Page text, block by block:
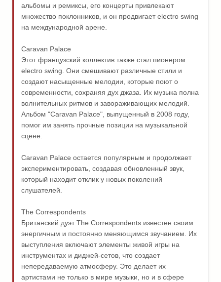
альбомы и ремиксы, его концерты привлекают
множество поклонников, и он продвигает electro swing
на международной арене.
Caravan Palace
Этот французский коллектив также стал пионером
electro swing. Они смешивают различные стили и
создают насыщенные мелодии, которые поют о
современности, сохраняя дух джаза. Их музыка полна
волнительных ритмов и завораживающих мелодий.
Альбом "Caravan Palace", выпущенный в 2008 году,
помог им занять прочные позиции на музыкальной
сцене.
Caravan Palace остается популярным и продолжает
экспериментировать, создавая обновленный звук,
который находит отклик у новых поколений
слушателей.
The Correspondents
Британский дуэт The Correspondents известен своим
энергичным и постоянно меняющимся звучанием. Их
выступления включают элементы живой игры на
инструментах и диджей-сетов, что создает
непередаваемую атмосферу. Это делает их
артистами не только в мире музыки, но и в сфере